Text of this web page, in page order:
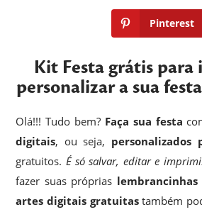
Pinterest
Kit Festa grátis
personalizar a sua
Olá!!! Tudo bem? Faça sua festa
digitais, ou seja,
gratuitos. É só salvar, editar e
fazer suas próprias lembrancinhas
artes digitais gratuitastambém